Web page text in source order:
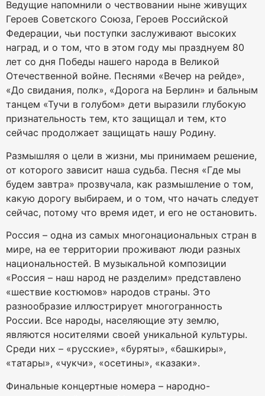
Ведущие напомнили о чествовании ныне живущих
Героев Советского Союза, Героев Российской
Федерации, чьи поступки заслуживают высоких
наград, и о том, что в этом году мы празднуем 80
лет со дня Победы нашего народа в Великой
Отечественной войне. Песнями «Вечер на рейде»,
«До свидания, полк», «Дорога на Берлин» и бальным
танцем «Тучи в голубом» дети выразили глубокую
признательность тем, кто защищал и тем, кто
сейчас продолжает защищать нашу Родину.
Размышляя о цели в жизни, мы принимаем решение,
от которого зависит наша судьба. Песня «Где мы
будем завтра» прозвучала, как размышление о том,
какую дорогу выбираем, и о том, что начать следует
сейчас, потому что время идет, и его не остановить.
Россия – одна из самых многонациональных стран в
мире, на ее территории проживают люди разных
национальностей. В музыкальной композиции
«Россия – наш народ не разделим» представлено
«шествие костюмов» народов страны. Это
разнообразие иллюстрирует многогранность
России. Все народы, населяющие эту землю,
являются носителями своей уникальной культуры.
Среди них – «русские», «буряты», «башкиры»,
«татары», «чукчи», «осетины», «казаки».
Финальные концертные номера – народно-